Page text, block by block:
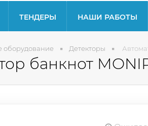
ТЕНДЕРЫ НАШИ РАБОТЫ
оборудование Детекторы
банкнот